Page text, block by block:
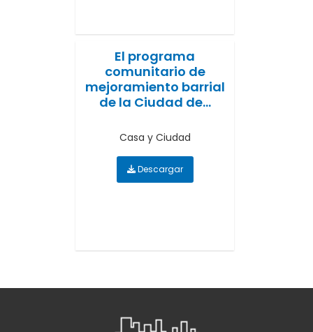
El programa
comunitario de
mejoramiento barrial
de la Ciudad de...
Casa y Ciudad
Descargar